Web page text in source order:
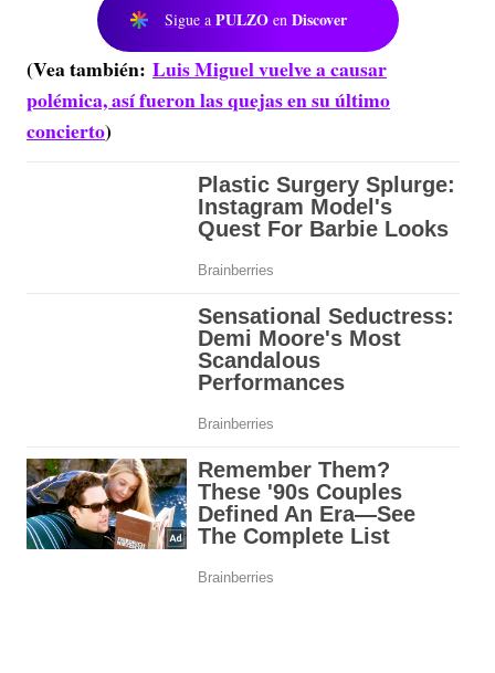
Sigue a PULZO en Discover
(Vea también: Luis Miguel vuelve a causar
polémica, así fueron las quejas en su último
concierto)